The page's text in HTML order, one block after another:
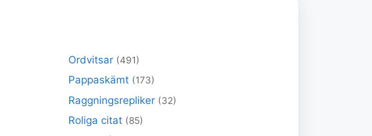
Ordvitsar (491)
Pappaskämt (173)
Raggningsrepliker (32)
Roliga citat (85)